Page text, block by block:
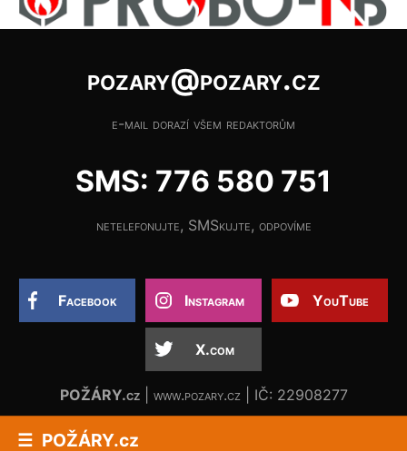
POŽÁRY.cz
pozary@pozary.cz
e-mail dorazí všem redaktorům
SMS: 776 580 751
netelefonujte, SMSkujte, odpovíme
Facebook Instagram YouTube
X.com
POŽÁRY.cz| www.pozary.cz | IČ: 22908277